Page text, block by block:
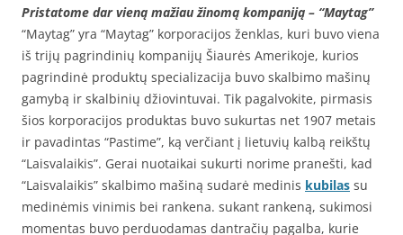
Pristatome dar vieną mažiau žinomą kompaniją – “Maytag”
“Maytag” yra “Maytag” korporacijos ženklas, kuri buvo viena
iš trijų pagrindinių kompanijų Šiaurės Amerikoje, kurios
pagrindinė produktų specializacija buvo skalbimo mašinų
gamybą ir skalbinių džiovintuvai. Tik pagalvokite, pirmasis
šios korporacijos produktas buvo sukurtas net 1907 metais
ir pavadintas “Pastime”, ką verčiant į lietuvių kalbą reikštų
“Laisvalaikis”. Gerai nuotaikai sukurti norime pranešti, kad
“Laisvalaikis” skalbimo mašiną sudarė medinis kubilas su
medinėmis vinimis bei rankena. sukant rankeną, sukimosi
momentas buvo perduodamas dantračių pagalba, kurie